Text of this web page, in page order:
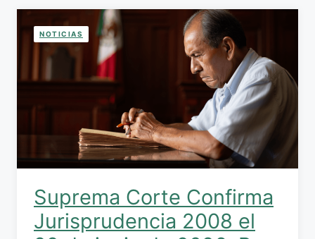
NOTICIAS
Suprema Corte Confirma
Jurisprudencia 2008 el